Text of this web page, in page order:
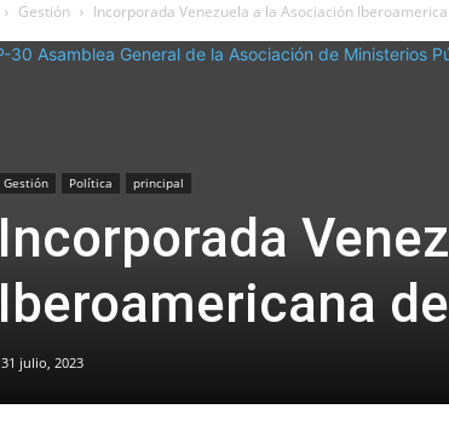
Gestión Incorporada Venezuela a la Asociación
Gestión Política principal
Incorporada
Iberoamericana
31 julio, 2023